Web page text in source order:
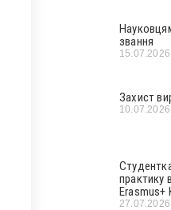
звання
Захист
практику
Erasmus+